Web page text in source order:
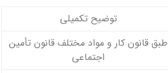
توضیح تکمیلی
طبق قانون کار و مواد مختلف قانون تأمین
اجتماعی